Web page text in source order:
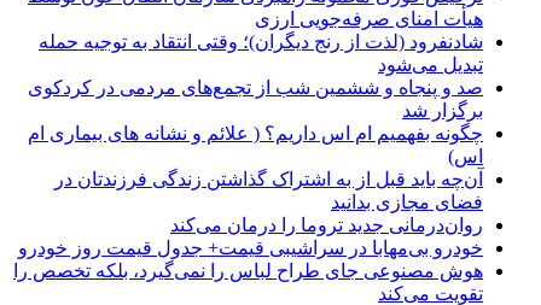
هیأت امنای صرفه‌جویی ارزی
شادنفرود (لذت از رنج دیگران)؛ وقتی انتقاد به توجیه حمله
تبدیل می‌شود
صد و پنجاه‌ و ششمین شب از تجمع‌های مردمی در کردکوی
برگزار شد
چگونه بفهمیم ام اس داریم؟ ( علائم و نشانه های بیماری ام
اس)
آن‌چه باید قبل از به اشتراک گذاشتن زندگی فرزندتان در
فضای مجازی بدانید
روان‌درمانی جدید تروما را درمان می‌کند
خودرو بی‌مهابا در سراشیبی قیمت+ جدول قیمت روز خودرو
هوش مصنوعی جای طراح لباس را نمی‌گیرد، بلکه تخصص را
تقویت می‌کند